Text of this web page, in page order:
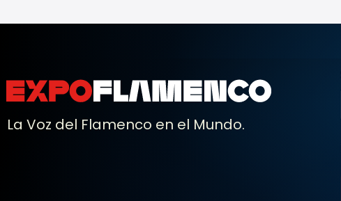
La Voz del Flamenco en el Mundo.